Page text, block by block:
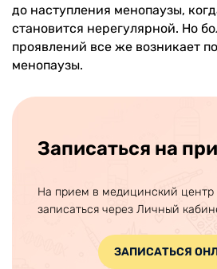
до наступления менопаузы,
становится нерегулярной. Но
проявлений все же возникает
менопаузы.
Записаться на
На прием в медицинский
записаться через Личный
ЗАПИСАТЬСЯ